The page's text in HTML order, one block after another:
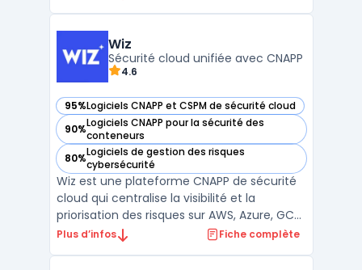
d'analyse des failles de sécurité et de d ...
Wiz
Sécurité cloud unifiée avec CNAPP
4.6
95%Logiciels CNAPP et CSPM de sécurité cloud
— voir Wiz dans cette catégorie
90%Logiciels CNAPP pour la sécurité des
conteneurs
— voir Wiz dans cette catégorie
80%Logiciels de gestion des risques
cybersécurité
— voir Wiz dans cette catégorie
Wiz est une plateforme CNAPP de sécurité
cloud qui centralise la visibilité et la
priorisation des risques sur AWS, Azure, GCP
et Kubernetes via une approche agentless
Plus d’infos Fiche complète